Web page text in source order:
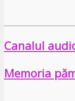
Canalul
Memoria